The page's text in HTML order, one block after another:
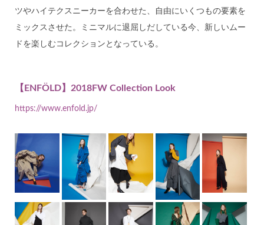
ツやハイテクスニーカーを合わせた、自由にいくつもの要素を
ミックスさせた。ミニマルに退屈しだしている今、新しいムー
ドを楽しむコレクションとなっている。
【ENFÖLD】2018FW Collection Look
https://www.enfold.jp/